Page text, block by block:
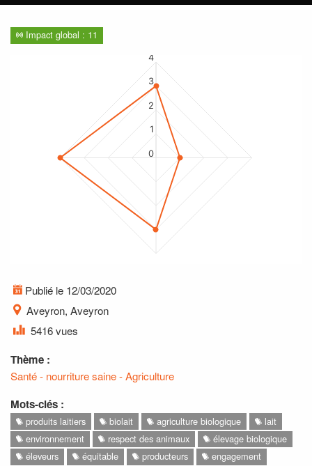
Impact global : 11
0
1
2
3
4
Publié le 12/03/2020
Aveyron, Aveyron
5416 vues
Thème :
Santé - nourriture saine - Agriculture
Mots-clés :
produits laitiers biolait agriculture biologique
lait
environnement
respect des animaux
élevage biologique
éleveurs
équitable producteurs
engagement